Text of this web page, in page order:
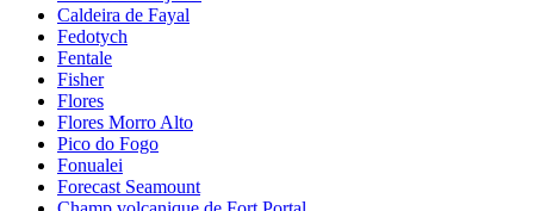
Caldeira de Fayal
Fedotych
Fentale
Fisher
Flores
Flores Morro Alto
Pico do Fogo
Fonualei
Forecast Seamount